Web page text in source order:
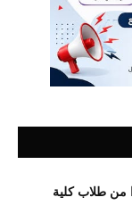
من طلاب كلية